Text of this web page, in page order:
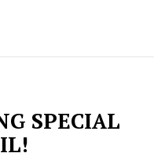
SPECIAL